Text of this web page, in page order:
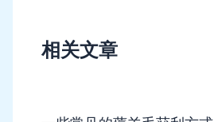
相关文章